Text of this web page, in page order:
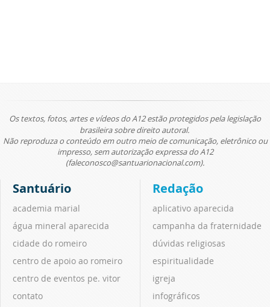
Os textos, fotos, artes e vídeos do A12 estão protegidos pela legislação
brasileira sobre direito autoral.
Não reproduza o conteúdo em outro meio de comunicação, eletrônico ou
impresso, sem autorização expressa do A12
(faleconosco@santuarionacional.com).
Santuário
academia marial
água mineral aparecida
cidade do romeiro
centro de apoio ao romeiro
centro de eventos pe. vitor
contato
Redação
aplicativo aparecida
campanha da fraternidade
dúvidas religiosas
espiritualidade
igreja
infográficos